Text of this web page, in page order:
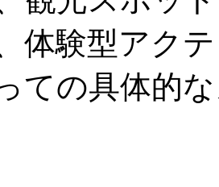
体験型アク
ての具体的